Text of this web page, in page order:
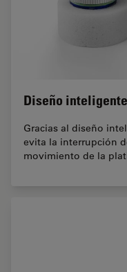
Diseño inteligente
Gracias al diseño
evita la interrupción
movimiento de la